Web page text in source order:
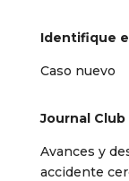
Identifique
Caso nuevo
Journal Club
Avances y
accidente